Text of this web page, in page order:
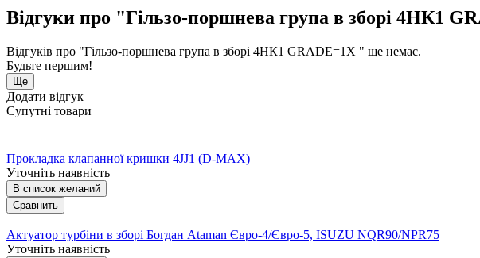
Відгуки про "Гільзо-поршнева група в зборі 4HК1
Відгуків про "Гільзо-поршнева група в зборі 4HК1 GRADE=1X " ще немає.
Будьте першим!
Ще
Додати відгук
Супутні товари
Прокладка клапанної кришки 4JJ1 (D-MAX)
Уточніть наявність
В список желаний
Сравнить
Актуатор турбіни в зборі Богдан Ataman Євро-4/Євро-5, ISUZU NQR90/NPR75
Уточніть наявність